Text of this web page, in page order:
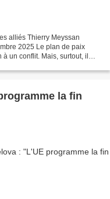
alliés Thierry Meyssan
2025 Le plan de paix
un conflit. Mais, surtout, il
la fin